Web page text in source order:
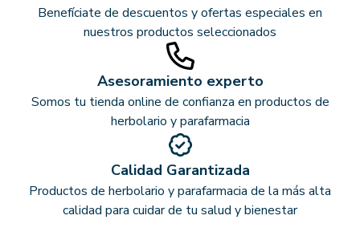
Benefíciate de descuentos y ofertas especiales en
nuestros productos seleccionados
Asesoramiento experto
Somos tu tienda online de confianza en productos de
herbolario y parafarmacia
Calidad Garantizada
Productos de herbolario y parafarmacia de la más alta
calidad para cuidar de tu salud y bienestar